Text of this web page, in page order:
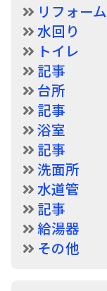
リフォーム
水回り
トイレ
記事
台所
記事
浴室
記事
洗面所
水道管
記事
給湯器
その他